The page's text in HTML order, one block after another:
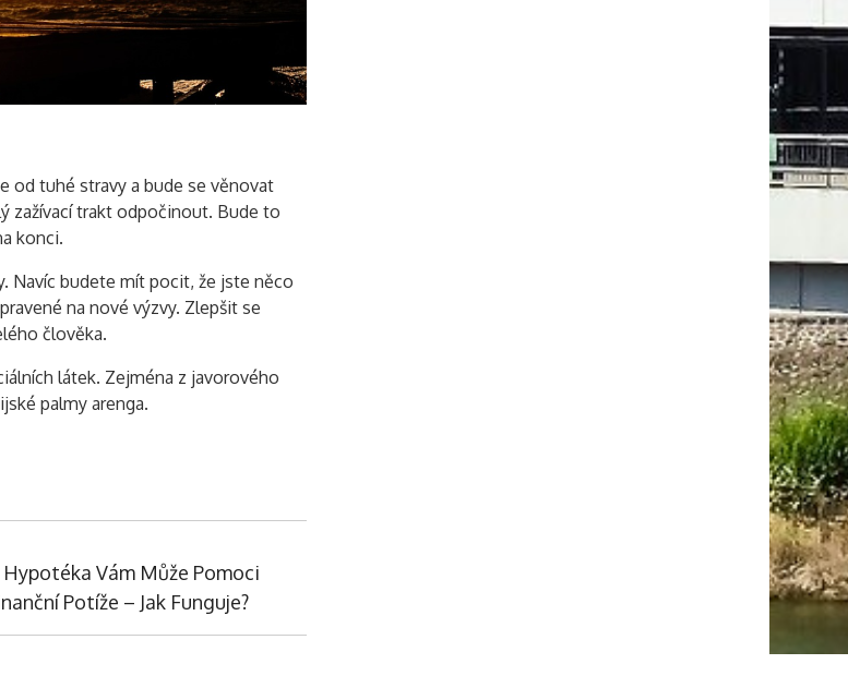
od tuhé stravy a bude se věnovat
zažívací trakt odpočinout. Bude to
konci.
Navíc budete mít pocit, že jste něco
na nové výzvy. Zlepšit se
člověka.
látek. Zejména z javorového
palmy arenga.
Vám Může Pomoci
Potíže – Jak Funguje?